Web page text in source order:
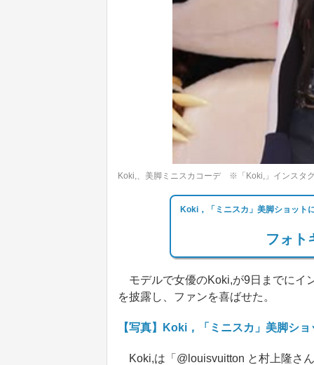
Koki,、美脚ミニスカコーデ ※「Koki,」インスタ
Koki，「ミニスカ」美脚ショッ
フォト
モデルで女優のKoki,が9日までにイ
を披露し、ファンを喜ばせた。
【写真】Koki，「ミニスカ」美脚シ
Koki,は「@louisvuitton と村上隆さ